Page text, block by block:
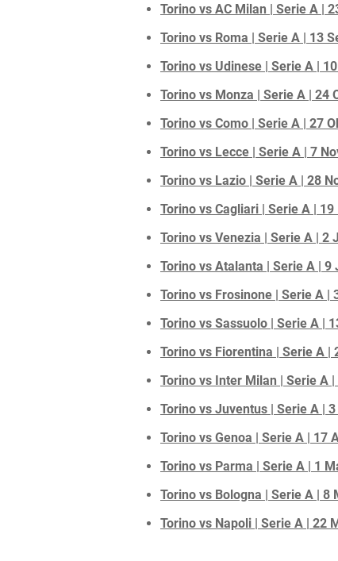
Torino vs AC Milan | Serie A |
Torino vs Roma | Serie A | 13
Torino vs Udinese | Serie A |
Torino vs Monza | Serie A | 24
Torino vs Como | Serie A | 27
Torino vs Lecce | Serie A | 7
Torino vs Lazio | Serie A | 28
Torino vs Cagliari | Serie A | 19
Torino vs Venezia | Serie A | 2
Torino vs Atalanta | Serie A | 9
Torino vs Frosinone | Serie A |
Torino vs Sassuolo | Serie A |
Torino vs Fiorentina | Serie A |
Torino vs Inter Milan | Serie A
Torino vs Juventus | Serie A |
Torino vs Genoa | Serie A | 17
Torino vs Parma | Serie A | 1
Torino vs Bologna | Serie A | 8
Torino vs Napoli | Serie A | 22